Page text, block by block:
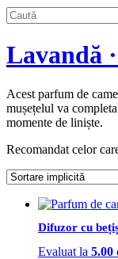
Lavandă
Acest parfum de
mușețelul va
momente de liniște.
Recomandat celor
Difuzor cu
Evaluat la 5.00